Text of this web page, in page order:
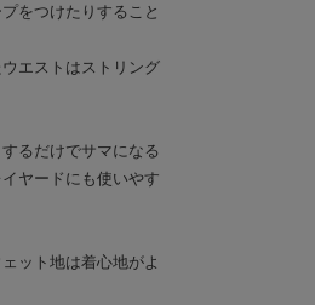
をつけたりすること
エストはストリング
るだけでサマになる
ヤードにも使いやす
ット地は着心地がよ